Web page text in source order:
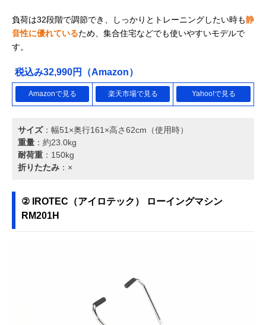
負荷は32段階で調節でき、しっかりとトレーニングしたい時も静
音性に優れているため、集合住宅などでも使いやすいモデルで
す。
税込み32,990円（Amazon）
Amazonで見る 楽天市場で見る Yahoo!で見る
サイズ：幅51×奥行161×高さ62cm（使用時）
重量 ：約23.0kg
耐荷重 ：150kg
折りたたみ ：×
② IROTEC（アイロテック） ローイングマシン
RM201H